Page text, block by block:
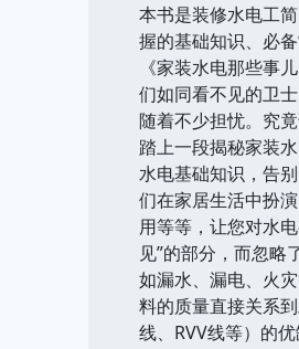
本书是装修水电工
握的基础知识、必
《家装水电那些事
们如同看不见的卫
随着不少担忧。究
踏上一段揭秘家装
水电基础知识，告
们在家居生活中扮
用等等，让您对水
见”的部分，而忽略
如漏水、漏电、火
料的质量直接关系
线、RVV线等）的